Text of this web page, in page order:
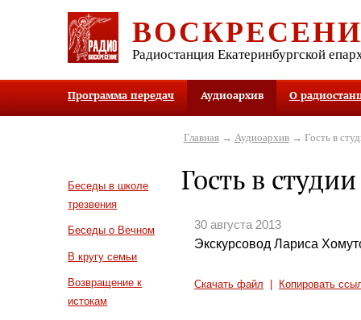
Радиостанция Екатеринбургской
Программа передач Аудиоархив О
Беседы в школе
трезвения
Беседы о Вечном
В кругу семьи
Возвращение к
истокам
Главная→ Аудиоархив→ Гость в
Гость в студии
30 августа 2013
Экскурсовод Лариса
Скачать файл Копировать